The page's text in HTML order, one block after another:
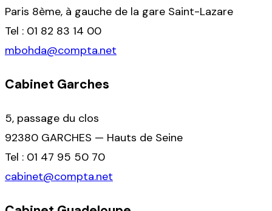
Paris 8ème, à gauche de la gare Saint-Lazare
Tel : 01 82 83 14 00
mbohda@compta.net
Cabinet Garches
5, passage du clos
92380 GARCHES — Hauts de Seine
Tel : 01 47 95 50 70
cabinet@compta.net